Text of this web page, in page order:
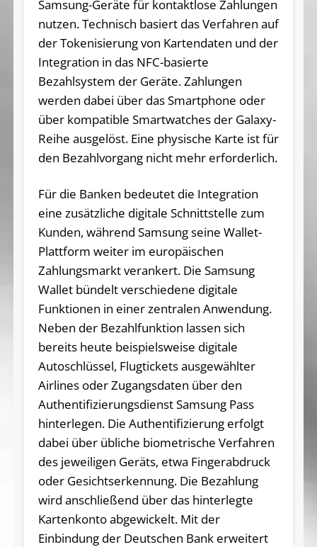
Samsung-Geräte für kontaktlose Zahlungen
nutzen. Technisch basiert das Verfahren auf
der Tokenisierung von Kartendaten und der
Integration in das NFC-basierte
Bezahlsystem der Geräte. Zahlungen
werden dabei über das Smartphone oder
über kompatible Smartwatches der Galaxy-
Reihe ausgelöst. Eine physische Karte ist für
den Bezahlvorgang nicht mehr erforderlich.
Für die Banken bedeutet die Integration
eine zusätzliche digitale Schnittstelle zum
Kunden, während Samsung seine Wallet-
Plattform weiter im europäischen
Zahlungsmarkt verankert. Die Samsung
Wallet bündelt verschiedene digitale
Funktionen in einer zentralen Anwendung.
Neben der Bezahlfunktion lassen sich
bereits heute beispielsweise digitale
Autoschlüssel, Flugtickets ausgewählter
Airlines oder Zugangsdaten über den
Authentifizierungsdienst Samsung Pass
hinterlegen. Die Authentifizierung erfolgt
dabei über übliche biometrische Verfahren
des jeweiligen Geräts, etwa Fingerabdruck
oder Gesichtserkennung. Die Bezahlung
wird anschließend über das hinterlegte
Kartenkonto abgewickelt. Mit der
Einbindung der Deutschen Bank erweitert